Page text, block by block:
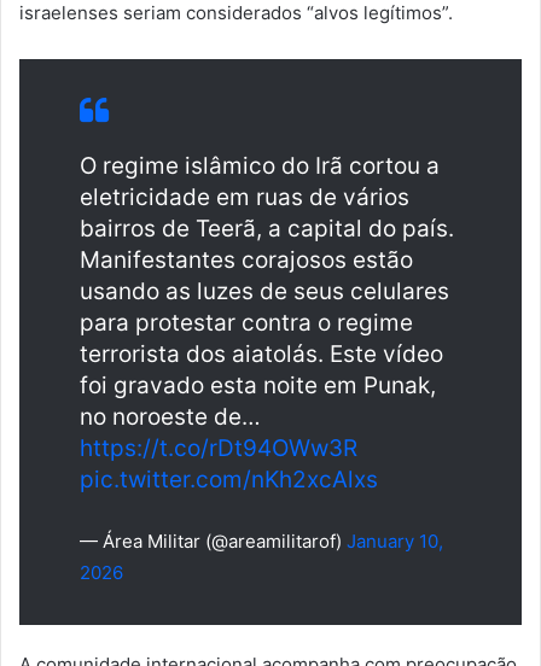
israelenses seriam considerados “alvos legítimos”.
O regime islâmico do Irã cortou a
eletricidade em ruas de vários
bairros de Teerã, a capital do país.
Manifestantes corajosos estão
usando as luzes de seus celulares
para protestar contra o regime
terrorista dos aiatolás. Este vídeo
foi gravado esta noite em Punak,
no noroeste de…
https://t.co/rDt94OWw3R
pic.twitter.com/nKh2xcAlxs
— Área Militar (@areamilitarof) January 10,
2026